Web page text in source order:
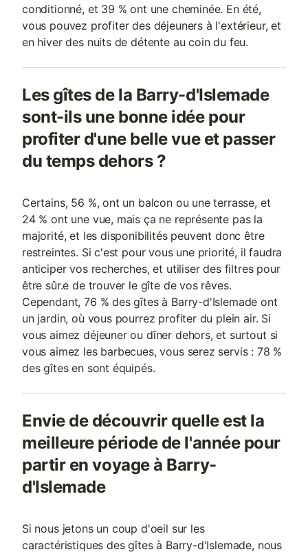
conditionné, et 39 % ont une cheminée. En été,
vous pouvez profiter des déjeuners à l'extérieur, et
en hiver des nuits de détente au coin du feu.
Les gîtes de la Barry-d'Islemade
sont-ils une bonne idée pour
profiter d'une belle vue et passer
du temps dehors ?
Certains, 56 %, ont un balcon ou une terrasse, et
24 % ont une vue, mais ça ne représente pas la
majorité, et les disponibilités peuvent donc être
restreintes. Si c'est pour vous une priorité, il faudra
anticiper vos recherches, et utiliser des filtres pour
être sûr.e de trouver le gîte de vos rêves.
Cependant, 76 % des gîtes à Barry-d'Islemade ont
un jardin, où vous pourrez profiter du plein air. Si
vous aimez déjeuner ou dîner dehors, et surtout si
vous aimez les barbecues, vous serez servis : 78 %
des gîtes en sont équipés.
Envie de découvrir quelle est la
meilleure période de l'année pour
partir en voyage à Barry-
d'Islemade
Si nous jetons un coup d'oeil sur les
caractéristiques des gîtes à Barry-d'Islemade, nous